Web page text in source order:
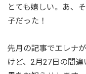
とても嬉しい。あ、
子だった！
先月の記事でエレナ
けど、2月27日の間